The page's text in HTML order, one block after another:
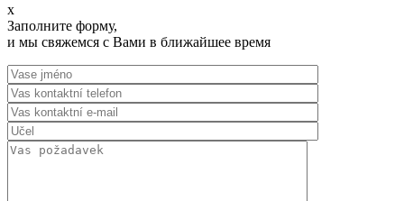
x
Заполните форму,
и мы свяжемся с Вами в ближайшее время